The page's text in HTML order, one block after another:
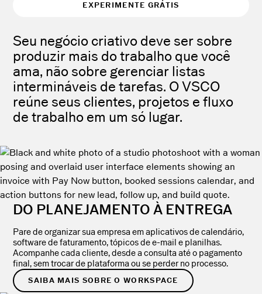
EXPERIMENTE GRÁTIS
Seu negócio criativo deve ser sobre
produzir mais do trabalho que você
ama, não sobre gerenciar listas
intermináveis de tarefas. O VSCO
reúne seus clientes, projetos e fluxo
de trabalho em um só lugar.
DO PLANEJAMENTO À ENTREGA
Pare de organizar sua empresa em aplicativos de calendário,
software de faturamento, tópicos de e-mail e planilhas.
Acompanhe cada cliente, desde a consulta até o pagamento
final, sem trocar de plataforma ou se perder no processo.
SAIBA MAIS SOBRE O WORKSPACE